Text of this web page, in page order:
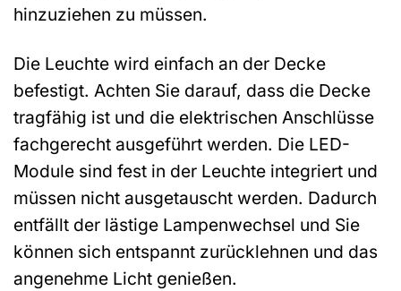
hinzuziehen zu müssen.
Die Leuchte wird einfach an der Decke
befestigt. Achten Sie darauf, dass die Decke
tragfähig ist und die elektrischen Anschlüsse
fachgerecht ausgeführt werden. Die LED-
Module sind fest in der Leuchte integriert und
müssen nicht ausgetauscht werden. Dadurch
entfällt der lästige Lampenwechsel und Sie
können sich entspannt zurücklehnen und das
angenehme Licht genießen.